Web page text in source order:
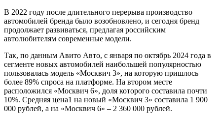
В 2022 году после длительного перерыва производство
автомобилей бренда было возобновлено, и сегодня бренд
продолжает развиваться, предлагая российским
автолюбителям современные модели.
Так, по данным Авито Авто, с января по октябрь 2024 года в
сегменте новых автомобилей наибольшей популярностью
пользовалась модель «Москвич 3», на которую пришлось
более 89% спроса на платформе. На втором месте
расположился «Москвич 6», доля которого составила почти
10%. Средняя цена1 на новый «Москвич 3» составила 1 900
000 рублей, а на «Москвич 6» – 2 360 000 рублей.